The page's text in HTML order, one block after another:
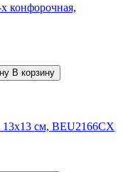
конфорочная,
В корзину
см, BEU2166CX